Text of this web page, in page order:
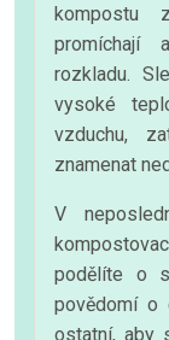
kompostu
promíchají
rozkladu.
vysoké
vzduchu,
znamenat
V
podělíte o
povědomí o
ostatní, aby